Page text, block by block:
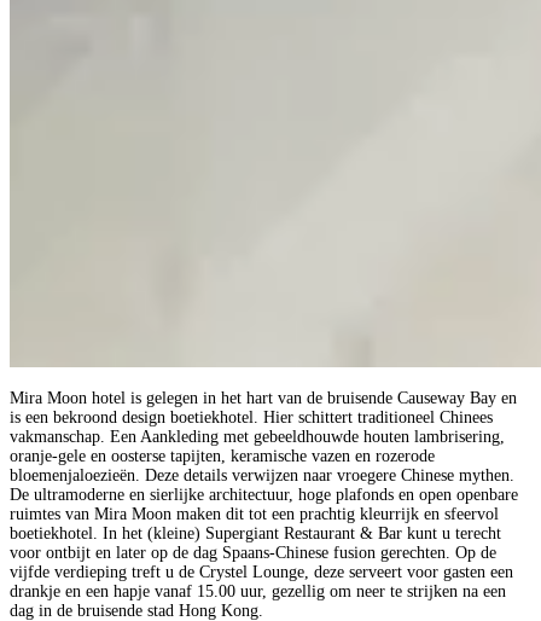
Mira Moon hotel is gelegen in het hart van de bruisende Causeway Bay en
is een bekroond design boetiekhotel. Hier schittert traditioneel Chinees
vakmanschap. Een Aankleding met gebeeldhouwde houten lambrisering,
oranje-gele en oosterse tapijten, keramische vazen ​​en rozerode
bloemenjaloezieën. Deze details verwijzen naar vroegere Chinese mythen.
De ultramoderne en sierlijke architectuur, hoge plafonds en open openbare
ruimtes van Mira Moon maken dit tot een prachtig kleurrijk en sfeervol
boetiekhotel. In het (kleine) Supergiant Restaurant & Bar kunt u terecht
voor ontbijt en later op de dag Spaans-Chinese fusion gerechten. Op de
vijfde verdieping treft u de Crystel Lounge, deze serveert voor gasten een
drankje en een hapje vanaf 15.00 uur, gezellig om neer te strijken na een
dag in de bruisende stad Hong Kong.